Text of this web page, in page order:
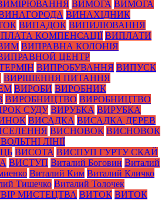
ВИМОГА ВИМОГА
ВИНАХІДНИК
ВИПАДОК ВИПИЛЮВАННЯ
КОМПЕНСАЦІЇ ВИПЛАТИ
ВИПРАВНА КОЛОНІЯ
ЦЕНТР
ВИПРОБУВАННЯ ВИПУСК
ВИРІШЕННЯ ПИТАННЯ
ВИРОБИ ВИРОБНИК
ВИРОБНИЦТВО ВИРОБНИЦТВО
СУДУ ВИРУБКА ВИРУБКА
ВИСАДКА ВИСАДКА ДЕРЕВ
ВИСНОВОК ВИСНОВОК
ЛІНІЇ
ВИСОТА ВИСПУП ГУРТУ СКАЙ
ВИСТУП Виталий Боговин Виталий
Виталий Ким Виталий Кличко
Тишечко Виталий Толочек
МИСТЕЦТВА ВИТОК ВИТОК